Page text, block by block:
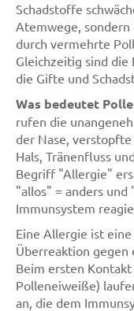
Schadstoffe
Atemwege,
durch vermehrte
Gleichzeitig sind
die Gifte und
Was bedeutet
rufen die
der Nase,
Hals, Tränenfluss
Begriff "Allergie"
"allos" = anders und
Immunsystem
Eine Allergie ist
Überreaktion gegen
Beim ersten
Polleneiweiße)
an, die dem